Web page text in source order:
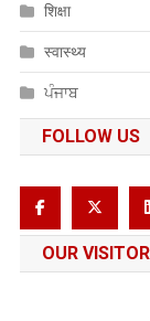
शिक्षा
स्वास्थ्य
ਪੰਜਾਬ
FOLLOW US
OUR VISITOR